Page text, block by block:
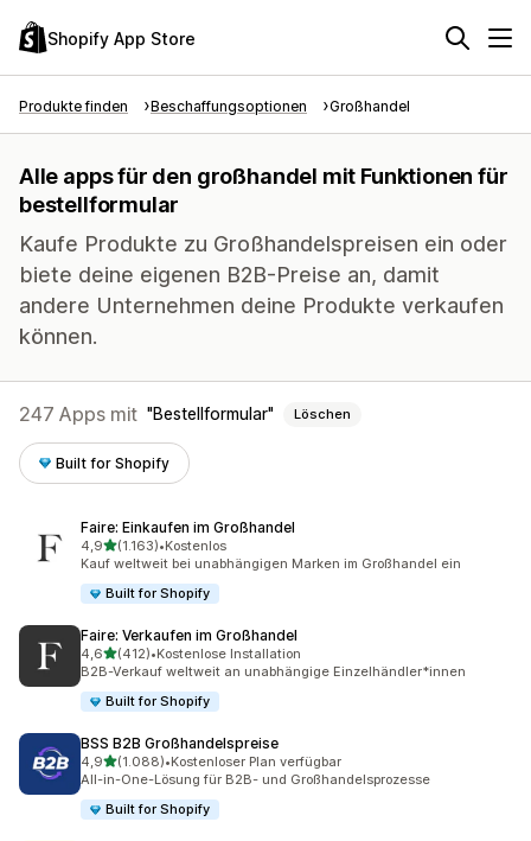
Shopify App Store
Produkte finden Beschaffungsoptionen Großhandel
Alle apps für den großhandel mit Funktionen für
bestellformular
Kaufe Produkte zu Großhandelspreisen ein oder
biete deine eigenen B2B-Preise an, damit
andere Unternehmen deine Produkte verkaufen
können.
247 Apps mit Bestellformular Löschen
Built for Shopify
Faire: Einkaufen im Großhandel
4,9von 5 Sternen
(1.163)
1163 Rezensionen insgesamt
•Kostenlos
Kauf weltweit bei unabhängigen Marken im Großhandel ein
Built for Shopify
Faire: Verkaufen im Großhandel
4,6von 5 Sternen
(412)
412 Rezensionen insgesamt
•Kostenlose Installation
B2B-Verkauf weltweit an unabhängige Einzelhändler*innen
Built for Shopify
BSS B2B Großhandelspreise
4,9von 5 Sternen
(1.088)
1088 Rezensionen insgesamt
•Kostenloser Plan verfügbar
All-in-One-Lösung für B2B- und Großhandelsprozesse
Built for Shopify